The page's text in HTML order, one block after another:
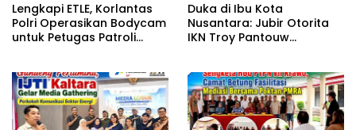
Lengkapi ETLE, Korlantas
Polri Operasikan Bodycam
untuk Petugas Patroli
Duka di Ibu Kota
Nusantara: Jubir Otorita
IKN Troy Pantouw